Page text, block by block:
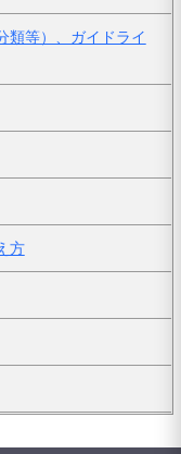
類等）、ガイドライ
方